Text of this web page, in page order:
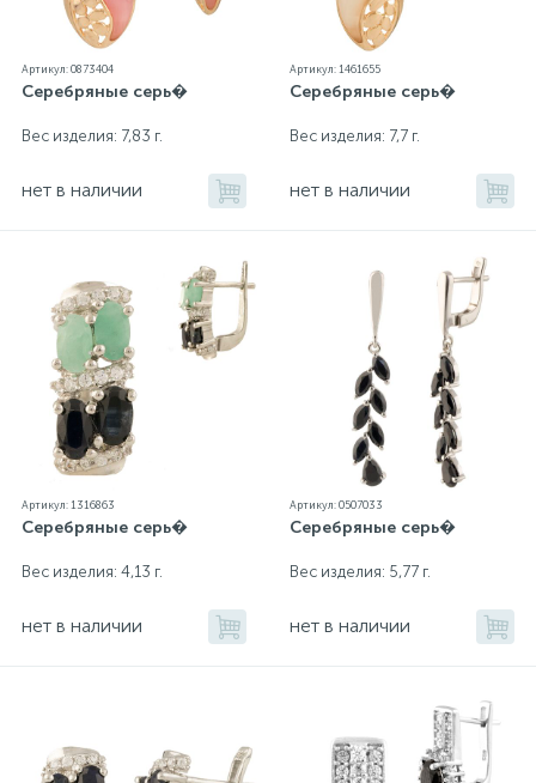
Артикул: 0873404
Серебряные серь�
Вес изделия: 7,83 г.
нет в наличии
Артикул: 1461655
Серебряные серь�
Вес изделия: 7,7 г.
нет в наличии
Артикул: 1316863
Серебряные серь�
Вес изделия: 4,13 г.
нет в наличии
Артикул: 0507033
Серебряные серь�
Вес изделия: 5,77 г.
нет в наличии